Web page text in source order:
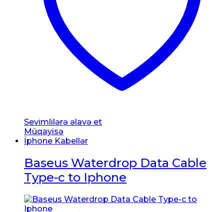
Sevimlilərə əlavə et
Müqayisə
İphone Kabellər
Baseus Waterdrop Data Cable
Type-c to Iphone